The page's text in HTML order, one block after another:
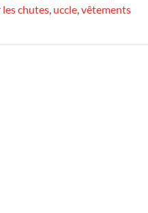
chutes, uccle,vêtements